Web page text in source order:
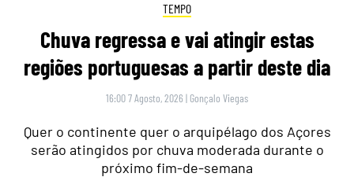
TEMPO
Chuva regressa e vai atingir estas
regiões portuguesas a partir deste dia
16:00 7 Agosto, 2026 | Gonçalo Viegas
Quer o continente quer o arquipélago dos Açores
serão atingidos por chuva moderada durante o
próximo fim-de-semana